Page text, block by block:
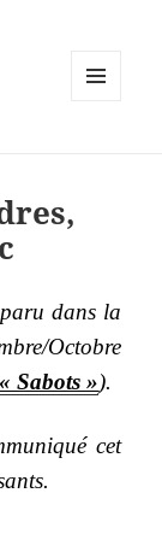
dans la
Octobre
Sabots »).
cet